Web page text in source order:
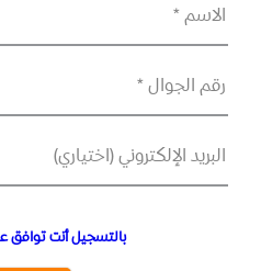
الاسم *
رقم الجوال *
البريد الإلكتروني (اختياري)
بالتسجيل أنت توافق